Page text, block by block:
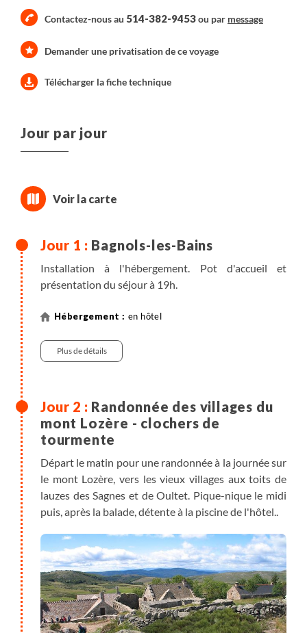
Contactez-nous au 514-382-9453ou par message
Demander une privatisation de ce voyage
Télécharger la fiche technique
Jour par jour
Bagnols-les-Bains
Installation à l'hébergement. Pot d'accueil et
présentation du séjour à 19h.
en hôtel
Plus de détails
Randonnée des villages du
mont Lozère - clochers de
tourmente
Départ le matin pour une randonnée à la journée sur
le mont Lozère, vers les vieux villages aux toits de
lauzes des Sagnes et de Oultet. Pique-nique le midi
puis, après la balade, détente à la piscine de l'hôtel..